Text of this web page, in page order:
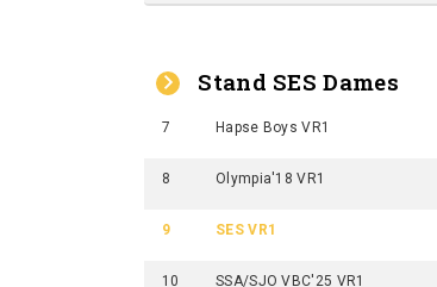
Stand SES Dames
7 Hapse Boys VR1
8 Olympia'18 VR1
9 SES VR1
10 SSA/SJO VBC'25 VR1